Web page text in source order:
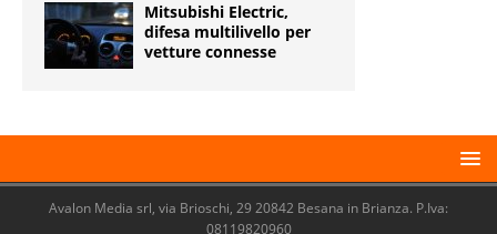
Mitsubishi Electric,
difesa multilivello per
vetture connesse
Avalon Media srl, via Brioschi, 29 20842 Besana in Brianza. P.Iva:
08119820960